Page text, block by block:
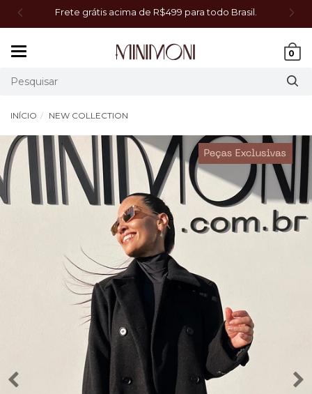
Frete grátis acima de R$499 para todo Brasil.
0
INÍCIO NEW COLLECTION